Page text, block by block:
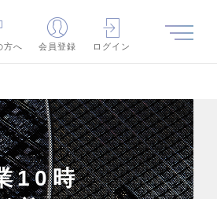
方へ
会員登録 ログイン
10時